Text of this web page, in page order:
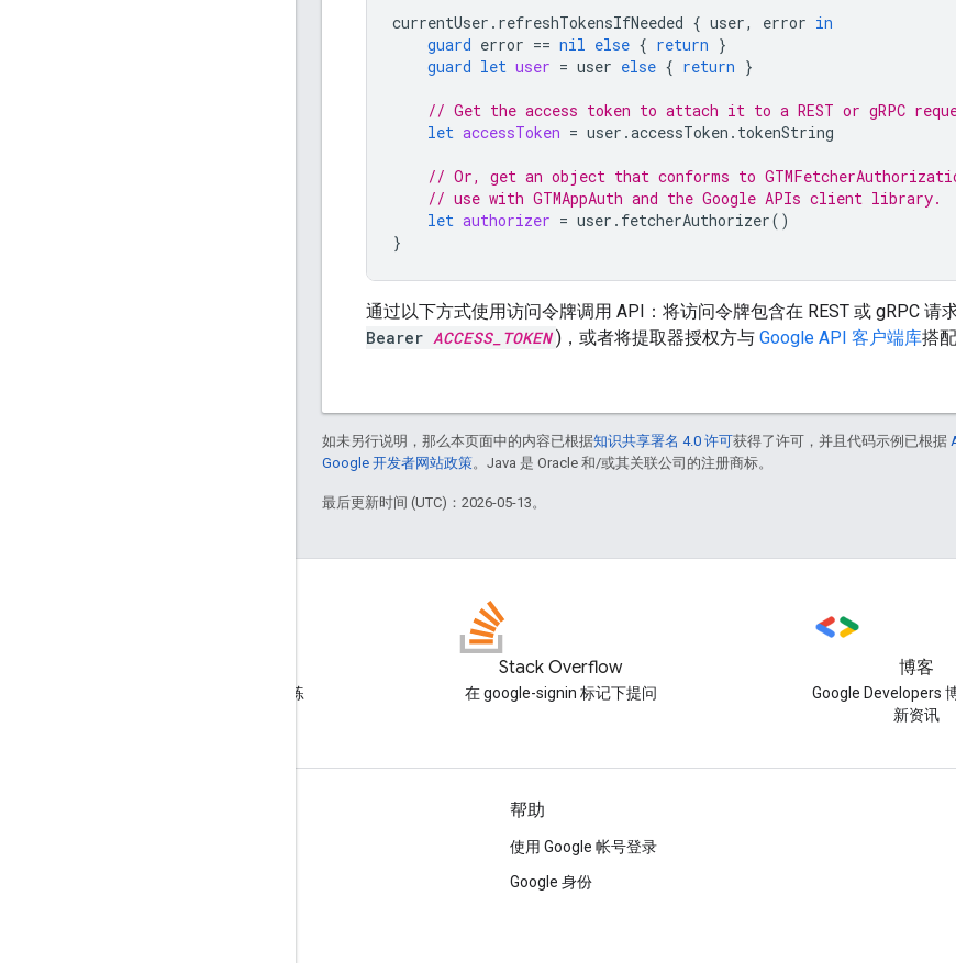
currentUser . refreshTokensIfNeeded { user, error in
guard error == nil else { return }
guard let user = user else { return }
// Get the access token to attach it to a REST or gRPC
let accessToken = user .accessToken . tokenString
// Or, get an object that conforms to
// use with GTMAppAuth and the Google APIs client library.
let authorizer = user . fetcherAuthorizer()
}
通过以下方式使用访问令牌调用 API：将访问令牌包含在 REST 或 gRPC 请
Bearer ACCESS_TOKEN )，或者将提取器授权方与 Google API 客户端库搭
如未另行说明，那么本页面中的内容已根据知识共享署名 4.0 许可获得了许可，并且代码示例已根据
Google 开发者网站政策。Java 是 Oracle 和/或其关联公司的注册商标。
最后更新时间 (UTC)：2026-05-13。
观摩我们的示例并自己动手练
Stack Overflow
在 google-signin 标记下提问
博客
Google Developers
新资讯
帮助
使用 Google 帐号登录
Google 身份